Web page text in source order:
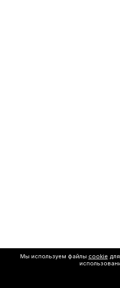
Мы используем файлы cookie